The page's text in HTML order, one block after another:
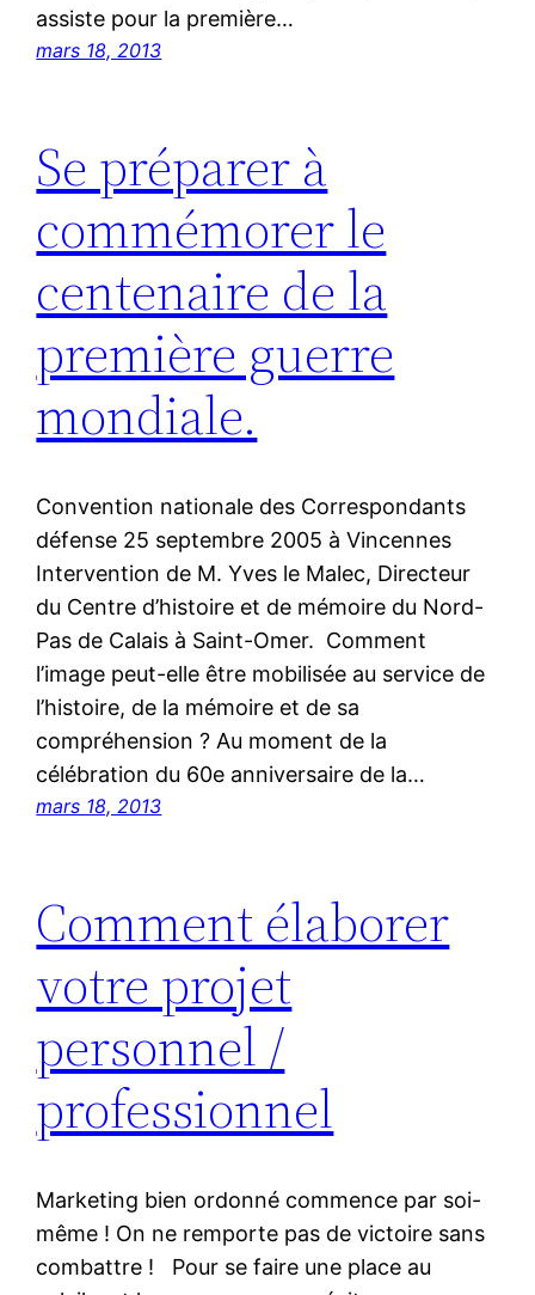
assiste pour la première…
mars 18, 2013
Se préparer à
commémorer le
centenaire de la
première guerre
mondiale.
Convention nationale des Correspondants
défense 25 septembre 2005 à Vincennes
Intervention de M. Yves le Malec, Directeur
du Centre d’histoire et de mémoire du Nord-
Pas de Calais à Saint-Omer. Comment
l’image peut-elle être mobilisée au service de
l’histoire, de la mémoire et de sa
compréhension ? Au moment de la
célébration du 60e anniversaire de la…
mars 18, 2013
Comment élaborer
votre projet
personnel /
professionnel
Marketing bien ordonné commence par soi-
même ! On ne remporte pas de victoire sans
combattre ! Pour se faire une place au